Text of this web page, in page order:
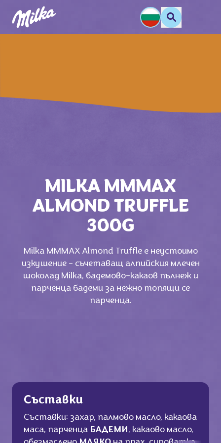
MILKA MMMAX
ALMOND TRUFFLE
300G
Milka МММАХ Almond Truffle е неустоимо
изкушение - съчетаващ алпийския млечен
шоколад Milka, бадемово-какаов пълнеж и
парченца бадеми за нежно топящи се
парченца.
Съставки
Съставки: захар, палмово масло, какаова
маса, парченца БАДЕМИ , какаово масло,